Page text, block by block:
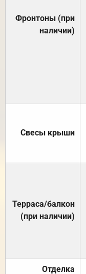
Фронтоны (при
наличии)
Свесы крыши
Терраса/балкон
(при наличии)
Отделка